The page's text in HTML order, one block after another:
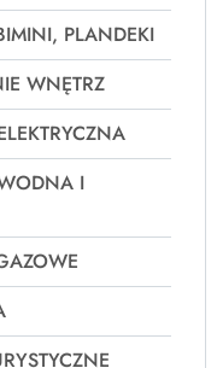
PLANDEKI
WNĘTRZ
I